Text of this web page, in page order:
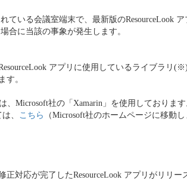
ている会議室端末で、最新版のResourceLook
合に当該の事象が発生します。
アプリに使用しているライブラリ
す。
、Microsoft社の「Xamarin」を使用しておりま
、 こちら
（Microsoft社のホームページに移動
正対応が完了したResourceLook アプリがリリー